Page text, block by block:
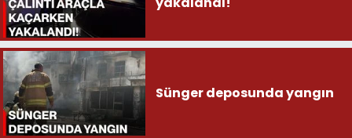
Sünger deposunda yangın